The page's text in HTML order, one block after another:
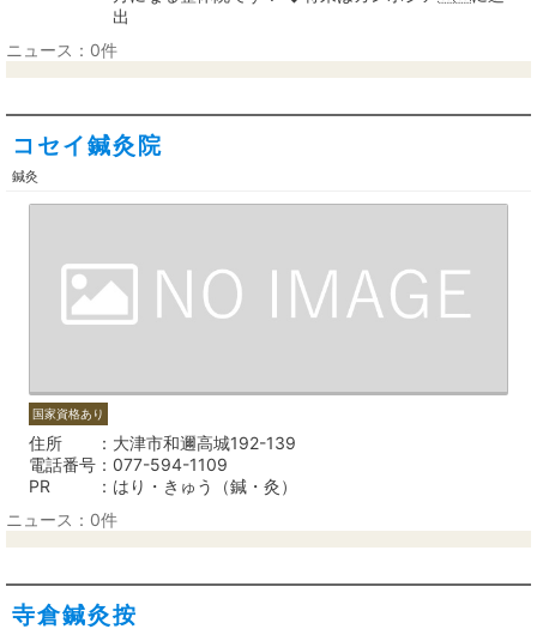
出
ニュース：0件
コセイ鍼灸院
鍼灸
国家資格あり
住所
大津市和邇高城192-139
電話番号
077-594-1109
PR
はり・きゅう（鍼・灸）
ニュース：0件
寺倉鍼灸按